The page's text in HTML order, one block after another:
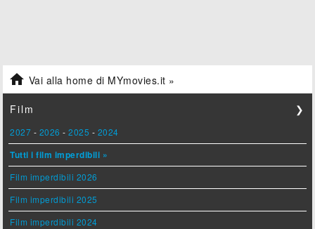
 Vai alla home di MYmovies.it »
Film ❯
2027 - 2026 -2025 - 2024
Tutti i film imperdibili »
Film imperdibili 2026
Film imperdibili 2025
Film imperdibili 2024